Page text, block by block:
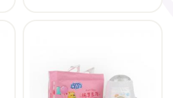
Venta al por mayor a
nivel mundial.